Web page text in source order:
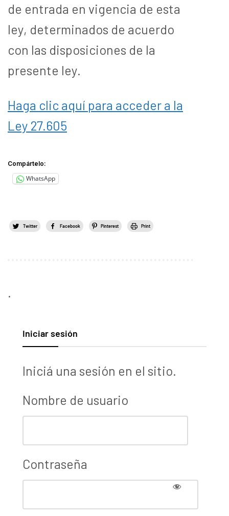
de entrada en vigencia de esta
ley, determinados de acuerdo
con las disposiciones de la
presente ley.
Haga clic aquí para acceder a la
Ley 27.605
Compártelo:
WhatsApp
Twitter Facebook Pinterest Print
.
Iniciar sesión
Iniciá una sesión en el sitio.
Nombre de usuario
Contraseña